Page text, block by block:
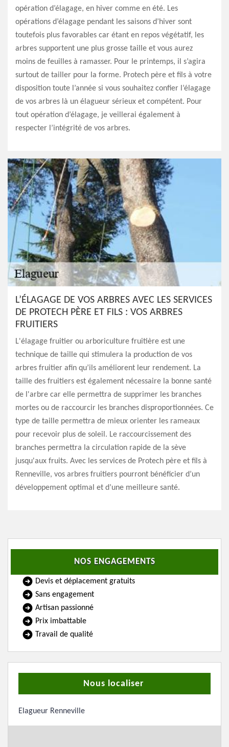
opération d’élagage, en hiver comme en été. Les
opérations d’élagage pendant les saisons d’hiver sont
toutefois plus favorables car étant en repos végétatif, les
arbres supportent une plus grosse taille et vous aurez
moins de feuilles à ramasser. Pour le printemps, il s’agira
surtout de tailler pour la forme. Protech père et fils à votre
disposition toute l’année si vous souhaitez confier l’élagage
de vos arbres là un élagueur sérieux et compétent. Pour
tout opération d’élagage, je veillerai également à
respecter l’intégrité de vos arbres.
L’ÉLAGAGE DE VOS ARBRES AVEC LES SERVICES
DE PROTECH PÈRE ET FILS : VOS ARBRES
FRUITIERS
L'élagage fruitier ou arboriculture fruitière est une
technique de taille qui stimulera la production de vos
arbres fruitier afin qu’ils améliorent leur rendement. La
taille des fruitiers est également nécessaire la bonne santé
de l'arbre car elle permettra de supprimer les branches
mortes ou de raccourcir les branches disproportionnées. Ce
type de taille permettra de mieux orienter les rameaux
pour recevoir plus de soleil. Le raccourcissement des
branches permettra la circulation rapide de la sève
jusqu'aux fruits. Avec les services de Protech père et fils à
Renneville, vos arbres fruitiers pourront bénéficier d’un
développement optimal et d’une meilleure santé.
NOS ENGAGEMENTS
Devis et déplacement gratuits
Sans engagement
Artisan passionné
Prix imbattable
Travail de qualité
Nous localiser
Elagueur Renneville